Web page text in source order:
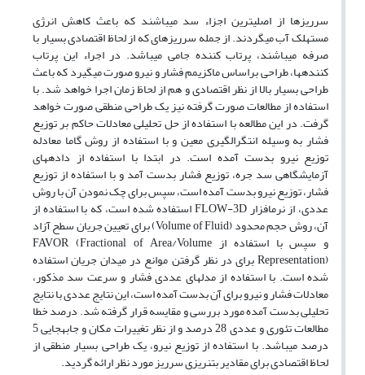
سرریزها از اصلی‏ترین اجزاء سد می‏باشند که باعث کاهش انرژی
مستهلک آب می‏گردند. از جمله سرریزهای که از لحاظ اقتصادی بسیار با
صرفه می‏باشند، پرتاب کننده جامی می‏باشد. در اجراء این پرتاب
کننده‏ها، طراحی براساس ماکزیمم فشار و نیرو صورت می‎گیرد که باعث
طراحی بسیار بالا از نظر اقتصادی و هم از لحاظ زمان اجرا خواهد شد. با
استفاده از مطالعات صورت گرفته نیز یک طراحی منطقی صورت خواهد
گرفت. در این مطالعه با استفاده از حل تحلیلی معادلات حاکم بر توزیع
فشار به وسیله انتگرال‏گیری معین و با استفاده از روش گاما معادله
توزیع نیرو بدست آمده است. در ابتدا با استفاده از داده‏های
آزمایشگاهی سد جره، توزیع فشار بدست آمد و با استفاده از توزیع
فشار، توزیع نیرو بدست آمده است، سپس برای چک نمودن آن با روش
عددی، از نرم‏افزار FLOW-3D استفاده شده است، که با استفاده از
آن، روش حجم محدود (Volume of Fluid) برای تعیین جریان سطح آزاد
و سپس با استفاده از FAVOR (Fractional of Area/Volume
Representation) برای در نظر گرفتن موانع در میدان جریان استفاده
شده است. با استفاده از مدل‏های عددی فشار و سرعت سد مذکور،
معادلات فشار و نیرو برای آن بدست آمده است، این نتایج عددی با نتایج
تحلیلی بدست آمده مورد بررسی و مقایسه قرار گرفته شد. درصد خطا
مطالعات تئوری و عددی 28 درصد و از نظر تغییرات مکان و جابه‏جایی 5
درصد می‏باشد. با استفاده از توزیع نیرو، یک طراحی بسیار منطقی از
لحاظ اقتصادی برای مقادیر بتن‏ریزی سرریز مورد نظر ارائه گردید.